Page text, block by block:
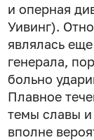
и оперная
Уивинг).
являлась
генерала,
больно
Плавное
темы славы и
вполне